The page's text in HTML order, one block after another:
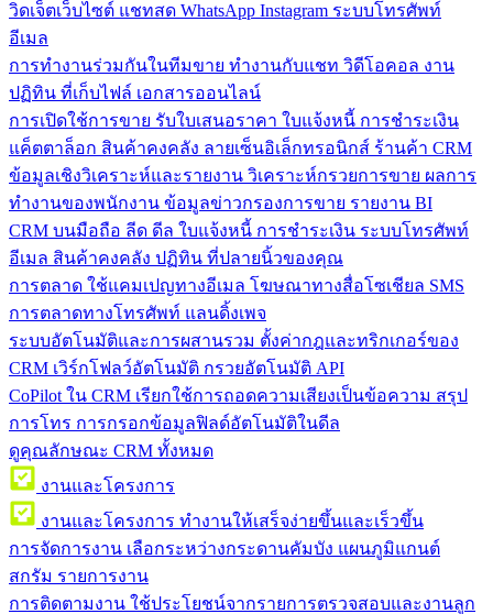
วิดเจ็ตเว็บไซต์ แชทสด WhatsApp Instagram ระบบโทรศัพท์
อีเมล
การทำงานร่วมกันในทีมขาย ทำงานกับแชท วิดีโอคอล งาน
ปฏิทิน ที่เก็บไฟล์ เอกสารออนไลน์
การเปิดใช้การขาย รับใบเสนอราคา ใบแจ้งหนี้ การชำระเงิน
แค็ตตาล็อก สินค้าคงคลัง ลายเซ็นอิเล็กทรอนิกส์ ร้านค้า CRM
ข้อมูลเชิงวิเคราะห์และรายงาน วิเคราะห์กรวยการขาย ผลการ
ทำงานของพนักงาน ข้อมูลข่าวกรองการขาย รายงาน BI
CRM บนมือถือ ลีด ดีล ใบแจ้งหนี้ การชำระเงิน ระบบโทรศัพท์
อีเมล สินค้าคงคลัง ปฏิทิน ที่ปลายนิ้วของคุณ
การตลาด ใช้แคมเปญทางอีเมล โฆษณาทางสื่อโซเชียล SMS
การตลาดทางโทรศัพท์ แลนดิ้งเพจ
ระบบอัตโนมัติและการผสานรวม ตั้งค่ากฎและทริกเกอร์ของ
CRM เวิร์กโฟลว์อัตโนมัติ กรวยอัตโนมัติ API
CoPilot ใน CRM เรียกใช้การถอดความเสียงเป็นข้อความ สรุป
การโทร การกรอกข้อมูลฟิลด์อัตโนมัติในดีล
ดูคุณลักษณะ CRM ทั้งหมด
งานและโครงการ
งานและโครงการ ทำงานให้เสร็จง่ายขึ้นและเร็วขึ้น
การจัดการงาน เลือกระหว่างกระดานคัมบัง แผนภูมิแกนต์
สกรัม รายการงาน
การติดตามงาน ใช้ประโยชน์จากรายการตรวจสอบและงานลูก